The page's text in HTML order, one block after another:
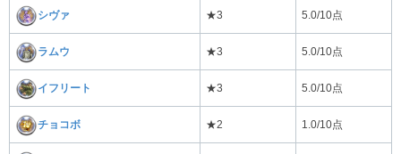
シヴァ ★3 5.0/10点
ラムウ ★3 5.0/10点
イフリート ★3 5.0/10点
チョコボ ★2 1.0/10点